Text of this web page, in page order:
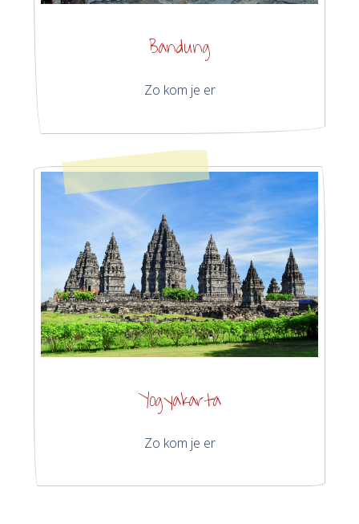
Bandung
Zo kom je er
Yogyakarta
Zo kom je er